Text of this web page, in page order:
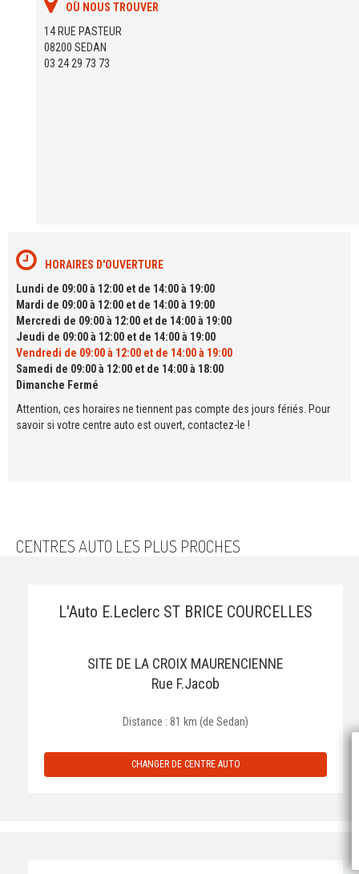
OÙ NOUS TROUVER
14 RUE PASTEUR
08200 SEDAN
03 24 29 73 73
HORAIRES D'OUVERTURE
Lundi de 09:00 à 12:00 et de 14:00 à 19:00
Mardi de 09:00 à 12:00 et de 14:00 à 19:00
Mercredi de 09:00 à 12:00 et de 14:00 à 19:00
Jeudi de 09:00 à 12:00 et de 14:00 à 19:00
Vendredi de 09:00 à 12:00 et de 14:00 à 19:00
Samedi de 09:00 à 12:00 et de 14:00 à 18:00
Dimanche Fermé
Attention, ces horaires ne tiennent pas compte des jours fériés. Pour
savoir si votre centre auto est ouvert, contactez-le !
CENTRES AUTO LES PLUS PROCHES
L'Auto E.Leclerc ST BRICE COURCELLES
SITE DE LA CROIX MAURENCIENNE
Rue F.Jacob
Distance : 81 km (de Sedan)
CHANGER DE CENTRE AUTO